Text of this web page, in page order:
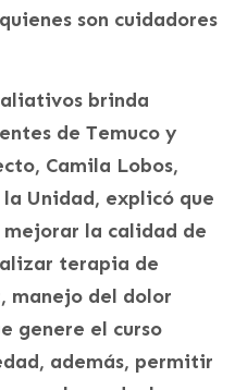
son cuidadores
brinda
de Temuco y
Camila Lobos,
Unidad, explicó que
la calidad de
terapia de
del dolor
genere el curso
además, permitir